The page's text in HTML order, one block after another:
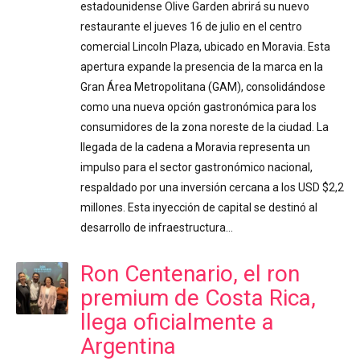
estadounidense Olive Garden abrirá su nuevo
restaurante el jueves 16 de julio en el centro
comercial Lincoln Plaza, ubicado en Moravia. Esta
apertura expande la presencia de la marca en la
Gran Área Metropolitana (GAM), consolidándose
como una nueva opción gastronómica para los
consumidores de la zona noreste de la ciudad. La
llegada de la cadena a Moravia representa un
impulso para el sector gastronómico nacional,
respaldado por una inversión cercana a los USD $2,2
millones. Esta inyección de capital se destinó al
desarrollo de infraestructura…
Ron Centenario, el ron
premium de Costa Rica,
llega oficialmente a
Argentina